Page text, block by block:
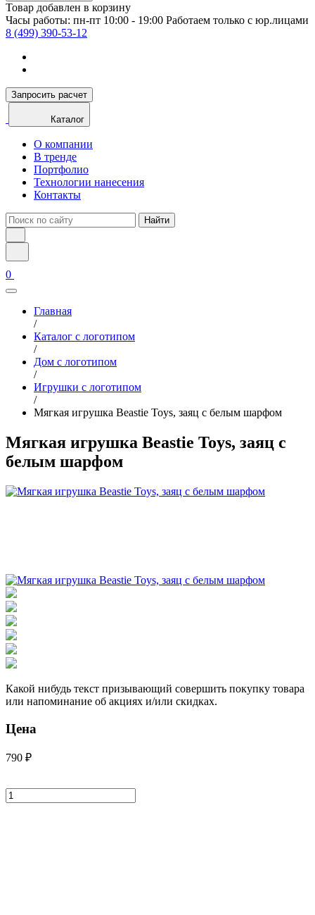
Товар добавлен в корзину
Часы работы: пн-пт 10:00 - 19:00 Работаем только с юр.лицами
8 (499) 390-53-12
Запросить расчет
Каталог
О компании
В тренде
Портфолио
Технологии нанесения
Контакты
Найти
0
Главная
/
Каталог с логотипом
/
Дом с логотипом
/
Игрушки с логотипом
/
Мягкая игрушка Beastie Toys, заяц с белым шарфом
Мягкая игрушка Beastie Toys, заяц с
белым шарфом
Какой нибудь текст призывающий совершить покупку товара
или напоминание об акциях и/или скидках.
Цена
790 ₽